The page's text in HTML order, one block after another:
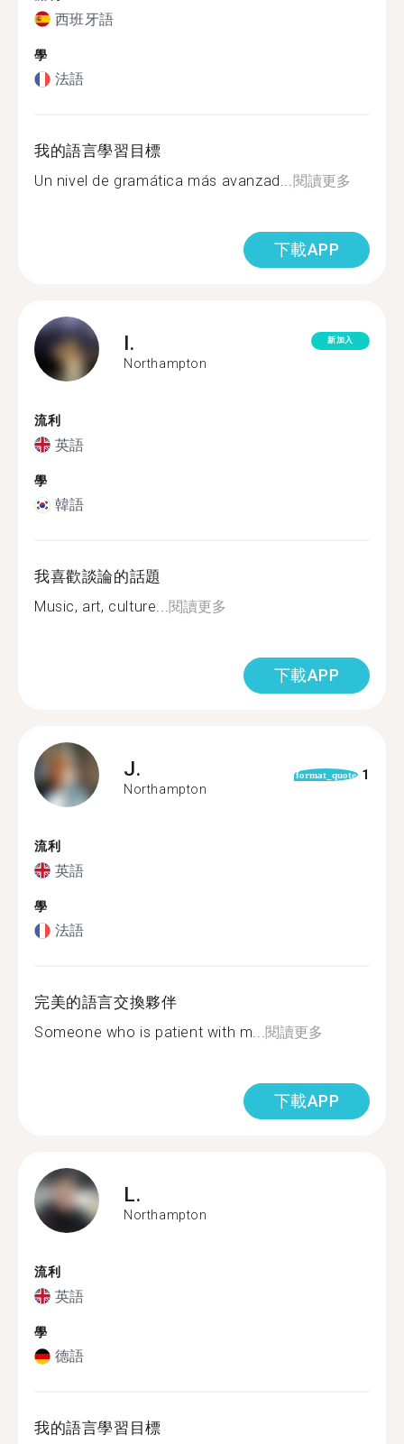
西班牙語
學
法語
我的語言學習目標
Un nivel de gramática más avanzad...閱讀更多
下載APP
I.
Northampton
新加入
流利
英語
學
韓語
我喜歡談論的話題
Music, art, culture...閱讀更多
下載APP
J.
Northampton
format_quote 1
流利
英語
學
法語
完美的語言交換夥伴
Someone who is patient with m...閱讀更多
下載APP
L.
Northampton
流利
英語
學
德語
我的語言學習目標